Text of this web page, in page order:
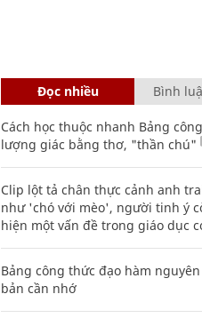
Đọc nhiều Bình
Cách học thuộc nhanh Bảng
lượng giác bằng thơ, "thần chú"
Clip lột tả chân thực cảnh anh
như 'chó với mèo', người tinh ý
hiện một vấn đề trong giáo dục
Bảng công thức đạo hàm
bản cần nhớ